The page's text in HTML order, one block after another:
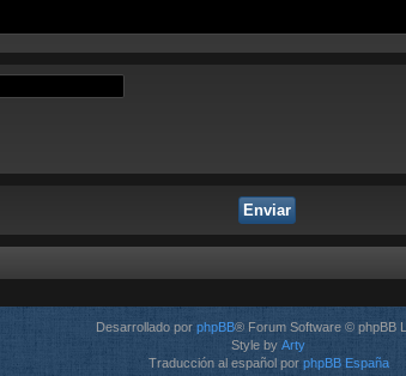
Desarrollado por phpBB® Forum Software © phpBB
Style by Arty
Traducción al español por phpBB España